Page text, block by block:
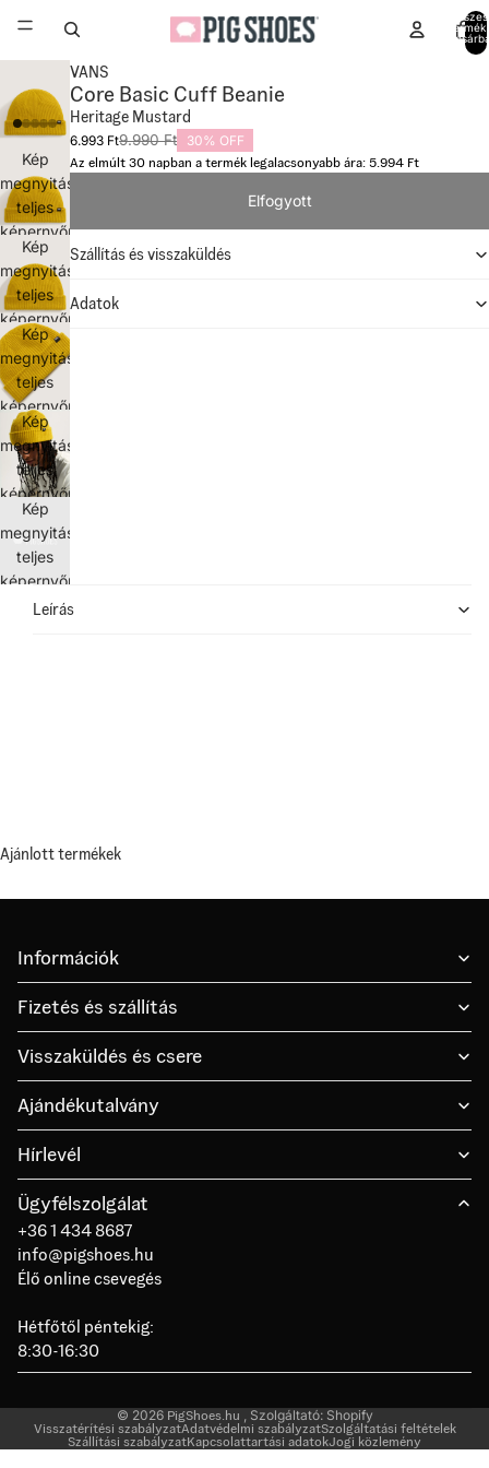
Összes
termék
Kép
megnyitása
teljes
képernyőn
Kép
megnyitása
teljes
képernyőn
Kép
megnyitása
teljes
képernyőn
Kép
megnyitása
teljes
képernyőn
Kép
megnyitása
teljes
képernyőn
VANS
Core Basic Cuff Beanie
Heritage Mustard
6.993 Ft9.990 Ft
30% OFF
Az elmúlt 30 napban a termék legalacsonyabb ára: 5.994 Ft
Elfogyott
Szállítás és visszaküldés
Adatok
Leírás
Ajánlott termékek
Információk
Fizetés és szállítás
Visszaküldés és csere
Ajándékutalvány
Hírlevél
Ügyfélszolgálat
+36 1 434 8687
info@pigshoes.hu
Élő online csevegés
Hétfőtől péntekig:
8:30-16:30
© 2026 PigShoes.hu
, Szolgáltató: Shopify
Visszatérítési szabályzatAdatvédelmi szabályzatSzolgáltatási feltételek
Szállítási szabályzatKapcsolattartási adatokJogi közlemény